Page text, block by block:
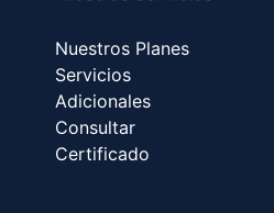
Nuestros Planes
Servicios
Adicionales
Consultar
Certificado